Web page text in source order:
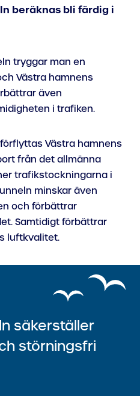
beräknas bli färdig i
tryggar man en
Västra hamnens
även
i trafiken.
Västra hamnens
från det allmänna
trafikstockningarna i
minskar även
och förbättrar
Samtidigt förbättrar
luftkvalitet.
säkerställer
störningsfri